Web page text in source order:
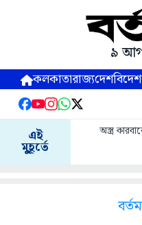
৯
কলকাতারাজ্যদেশবিদেশ
এই
মুহূর্তে
অস্ত্র